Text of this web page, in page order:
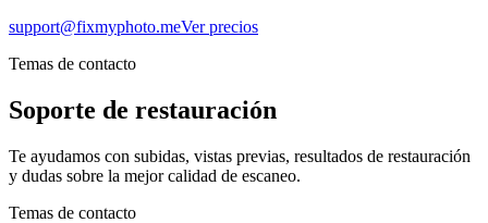
support@fixmyphoto.meVer precios
Temas de contacto
Soporte de restauración
Te ayudamos con subidas, vistas previas, resultados de restauración
y dudas sobre la mejor calidad de escaneo.
Temas de contacto